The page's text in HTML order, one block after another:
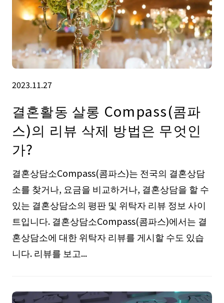
2023.11.27
결혼활동 살롱 Compass(콤파
스)의 리뷰 삭제 방법은 무엇인
가?
결혼상담소Compass(콤파스)는 전국의 결혼상담
소를 찾거나, 요금을 비교하거나, 결혼상담을 할 수
있는 결혼상담소의 평판 및 위탁자 리뷰 정보 사이
트입니다. 결혼상담소Compass(콤파스)에서는 결
혼상담소에 대한 위탁자 리뷰를 게시할 수도 있습
니다. 리뷰를 보고...